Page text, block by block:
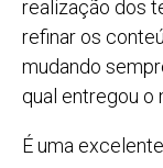
realização dos
refinar os
mudando
qual entregou o
É uma